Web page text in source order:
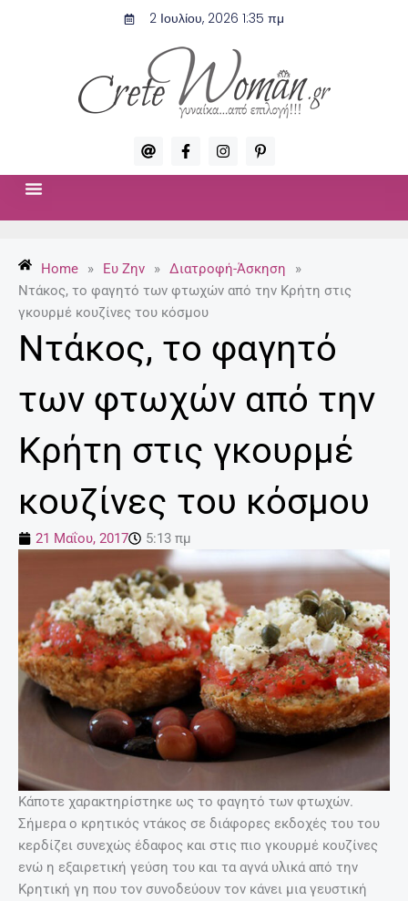
2 Ιουλίου, 2026 1:35 πμ
A
t
F
a
c
f
I
n
s
m
P
i
n
-
p
Home » Ευ Ζην » Διατροφή-Άσκηση
»
Ντάκος, το φαγητό των φτωχών από την Κρήτη στις
γκουρμέ κουζίνες του κόσμου
Ντάκος, το φαγητό
των φτωχών από την
Κρήτη στις γκουρμέ
κουζίνες του κόσμου
21 Μαΐου, 2017 5:13 πμ
Κάποτε χαρακτηρίστηκε ως το φαγητό των φτωχών.
Σήμερα ο κρητικός ντάκος σε διάφορες εκδοχές του του
κερδίζει συνεχώς έδαφος και στις πιο γκουρμέ κουζίνες
ενώ η εξαιρετική γεύση του και τα αγνά υλικά από την
Κρητική γη που τον συνοδεύουν τον κάνει μια γευστική